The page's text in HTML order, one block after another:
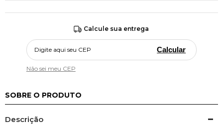
Calcule sua entrega
Calcular
Não sei meu CEP
SOBRE O PRODUTO
Descrição